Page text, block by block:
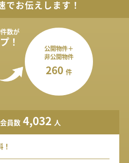
でお伝えします！
数が
！
公開物件＋
非公開物件
260 件
員数 4,032 人